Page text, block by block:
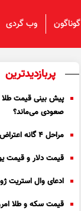
گوناگون وب گردی
پربازدیدترین
صعودی می‌ماند؟
مراحل ۴ گانه اعتراض دانشجویان به احکام انضباطی
قیمت دلار و قیمت یورو امروز
ادعای وال استریت
قیمت سکه و طلا امروز شنبه ۱۰